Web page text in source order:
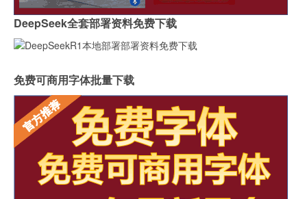
DeepSeek全套部署资料免费下载
免费可商用字体批量下载